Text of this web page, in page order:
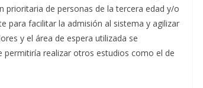
prioritaria de personas de la tercera edad y/o
para facilitar la admisión al sistema y agilizar
y el área de espera utilizada se
realizar otros estudios como el de